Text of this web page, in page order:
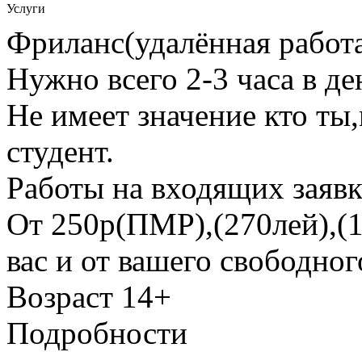
Услуги
Фриланс(удалённая
Нужно всего 2-3 часа в
Не имеет значение кто
студент.
Работы на входящих
От
вас и от вашего
Возраст 14+
Подробности